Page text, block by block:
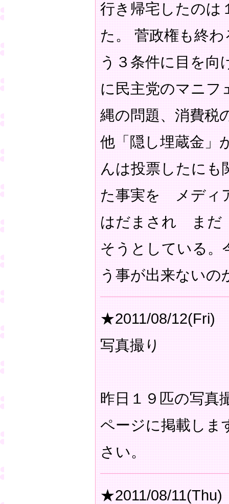
行き帰宅したのは
た。 菅政権も終
う３条件に目を
に民主党のマニ
縄の問題、消費
他「隠し埋蔵金」
んは投票したに
た事実を メディ
はだまされ まだ
そうとしている
う事が出来ないの
★2011/08/12(Fri)
写真撮り
昨日１９匹の写真
ページに掲載しま
さい。
★2011/08/11(Thu)